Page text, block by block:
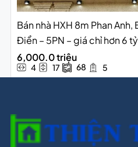
Bán nhà HXH 8m Phan Anh,
Điển – 5PN – giá chỉ hơn 6 tỷ
6,000.0 triệu
4 17 68 5